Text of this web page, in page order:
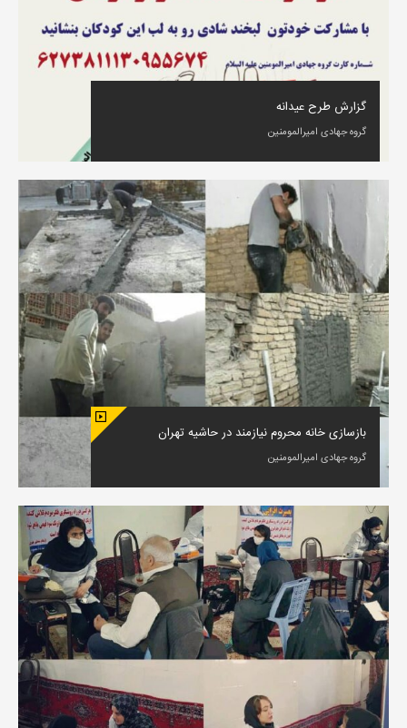
گزارش طرح عیدانه
گروه جهادی امیرالمومنین
بازسازی خانه محروم نیازمند در حاشیه تهران
گروه جهادی امیرالمومنین